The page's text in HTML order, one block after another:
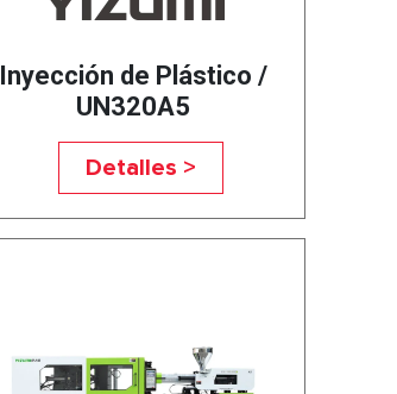
Inyección de Plástico /
UN320A5
Detalles >